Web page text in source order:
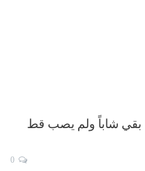
بقي شاباً ولم يصب قط